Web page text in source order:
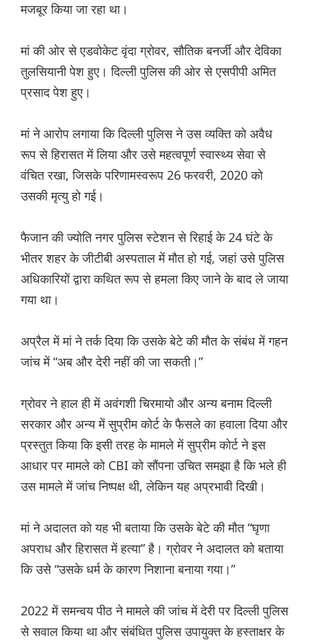
मजबूर किया जा रहा था।
मां की ओर से एडवोकेट वृंदा ग्रोवर, सौतिक बनर्जी और देविका
तुलसियानी पेश हुए। दिल्ली पुलिस की ओर से एसपीपी अमित
प्रसाद पेश हुए।
मां ने आरोप लगाया कि दिल्ली पुलिस ने उस व्यक्ति को अवैध
रूप से हिरासत में लिया और उसे महत्वपूर्ण स्वास्थ्य सेवा से
वंचित रखा, जिसके परिणामस्वरूप 26 फरवरी, 2020 को
उसकी मृत्यु हो गई।
फैजान की ज्योति नगर पुलिस स्टेशन से रिहाई के 24 घंटे के
भीतर शहर के जीटीबी अस्पताल में मौत हो गई, जहां उसे पुलिस
अधिकारियों द्वारा कथित रूप से हमला किए जाने के बाद ले जाया
गया था।
अप्रैल में मां ने तर्क दिया कि उसके बेटे की मौत के संबंध में गहन
जांच में “अब और देरी नहीं की जा सकती।”
ग्रोवर ने हाल ही में अवंगशी चिरमायो और अन्य बनाम दिल्ली
सरकार और अन्य में सुप्रीम कोर्ट के फैसले का हवाला दिया और
प्रस्तुत किया कि इसी तरह के मामले में सुप्रीम कोर्ट ने इस
आधार पर मामले को CBI को सौंपना उचित समझा है कि भले ही
उस मामले में जांच निष्पक्ष थी, लेकिन यह अप्रभावी दिखी।
मां ने अदालत को यह भी बताया कि उसके बेटे की मौत “घृणा
अपराध और हिरासत में हत्या” है। ग्रोवर ने अदालत को बताया
कि उसे “उसके धर्म के कारण निशाना बनाया गया।”
2022 में समन्वय पीठ ने मामले की जांच में देरी पर दिल्ली पुलिस
से सवाल किया था और संबंधित पुलिस उपायुक्त के हस्ताक्षर के